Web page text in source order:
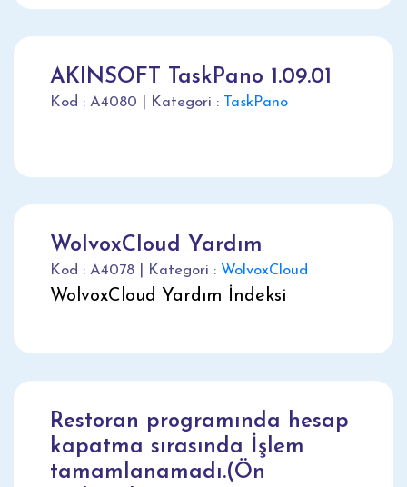
AKINSOFT TaskPano 1.09.01
Kod : A4080 | Kategori : TaskPano
WolvoxCloud Yardım
Kod : A4078 | Kategori : WolvoxCloud
WolvoxCloud Yardım İndeksi
Restoran programında hesap
kapatma sırasında İşlem
tamamlanamadı.(Ön